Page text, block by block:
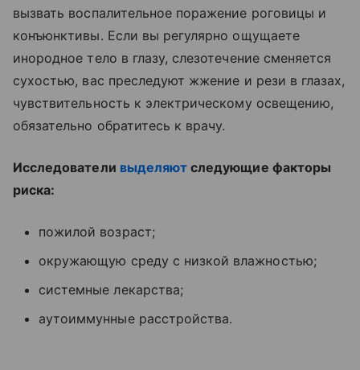
вызвать воспалительное поражение роговицы и
конъюнктивы. Если вы регулярно ощущаете
инородное тело в глазу, слезотечение сменяется
сухостью, вас преследуют жжение и рези в глазах,
чувствительность к электрическому освещению,
обязательно обратитесь к врачу.
Исследователи выделяют следующие факторы
риска:
пожилой возраст;
окружающую среду с низкой влажностью;
системные лекарства;
аутоиммунные расстройства.